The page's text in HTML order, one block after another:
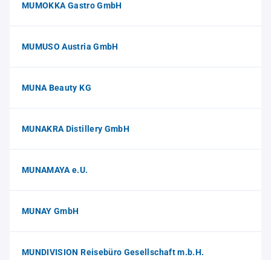
MUMOKKA Gastro GmbH
MUMUSO Austria GmbH
MUNA Beauty KG
MUNAKRA Distillery GmbH
MUNAMAYA e.U.
MUNAY GmbH
MUNDIVISION Reisebüro Gesellschaft m.b.H.